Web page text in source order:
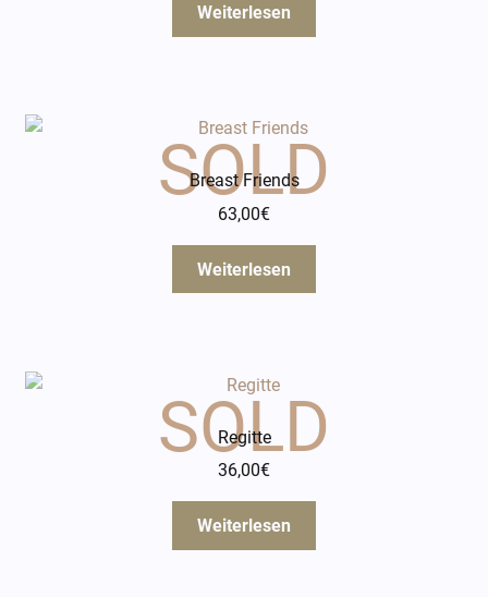
Weiterlesen
Breast Friends
63,00€
Weiterlesen
Regitte
36,00€
Weiterlesen